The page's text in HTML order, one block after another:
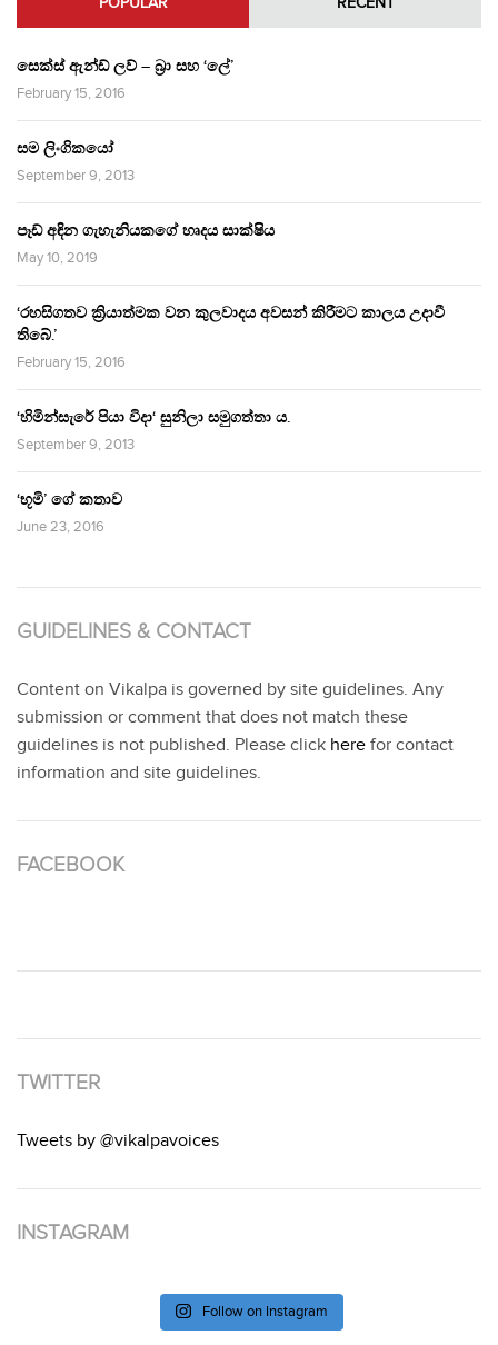
සෙක්ස් ඇන්ඩ් ලව් – බ්‍රා සහ ‘ලේ’
February 15, 2016
සම ලිංගිකයෝ
September 9, 2013
පෑඩ් අඳින ගැහැනියකගේ හෘදය සාක්ෂිය
May 10, 2019
‘රහසිගතව ක්‍රියාත්මක වන කුලවාදය අවසන් කිරීමට කාලය උදාවී
තිබේ.’
February 15, 2016
‘හිමින්සැරේ පියා විදා‘ සුනිලා සමුගත්තා ය.
September 9, 2013
‘භූමි’ ගේ කතාව
June 23, 2016
GUIDELINES & CONTACT
Content on Vikalpa is governed by site guidelines. Any
submission or comment that does not match these
guidelines is not published. Please click here for contact
information and site guidelines.
FACEBOOK
TWITTER
Tweets by @vikalpavoices
INSTAGRAM
Follow on Instagram